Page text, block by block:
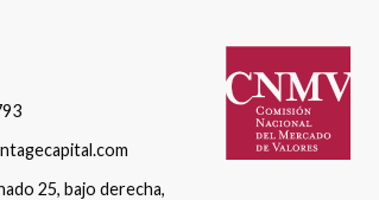
25, bajo derecha,